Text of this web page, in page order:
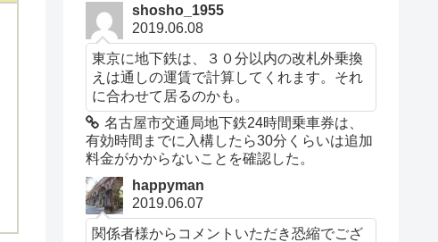
things and it gets to know you. Every
search is tailored to your tastes, your
past ratings, and picks from friends
and experts you trust. Your tastes
can be very specific like “whiskey” or
“salted caramel.” Or more gener...
っと読む
(2026年8月7日 03:19 GMT
+09:00 時点 -詳細はこちら)
shosho_1955
2019.06.08
東京に地下鉄は、３０分以内の改札外乗換
えは通しの運賃で計算してくれます。それ
に合わせて居るのかも。
名古屋市交通局地下鉄24時間乗車券は、
有効時間までに入構したら30分くらいは追加
料金がかからないことを確認した。
happyman
2019.06.07
関係者様からコメントいただき恐縮でござ